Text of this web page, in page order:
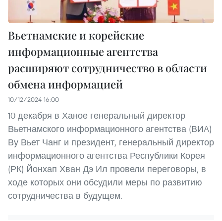
Вьетнамские и корейские
информационные агентства
расширяют сотрудничество в области
обмена информацией
10/12/2024 16:00
10 декабря в Ханое генеральный директор
Вьетнамского информационного агентства (ВИA)
Ву Вьет Чанг и президент, генеральный директор
информационного агентства Республики Корея
(РК) Йонхап Хван Дэ Ил провели переговоры, в
ходе которых они обсудили меры по развитию
сотрудничества в будущем.